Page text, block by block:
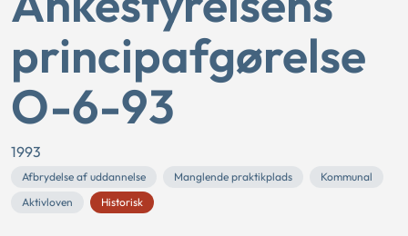
principafgørelse
O-6-93
1993
Afbrydelse af uddannelse Manglende praktikplads
Kommunal
Aktivloven
Historisk